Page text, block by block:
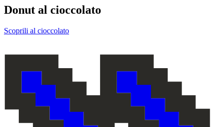
Donut al cioccolato
Scoprili al cioccolato